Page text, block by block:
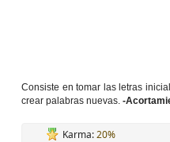
Consiste en tomar las letras
crear palabras nuevas. -
Karma:20%